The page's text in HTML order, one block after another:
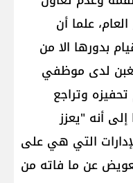
علما أن
بدورها الا من
لدى موظفي
وتراجع
أنه "يعزز
التي هي على
عن ما فاته من